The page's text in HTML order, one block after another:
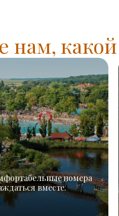
нам,
номера
вместе.